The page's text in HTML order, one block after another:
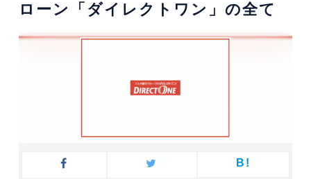
ローン「ダイレクトワン」の全て
B!